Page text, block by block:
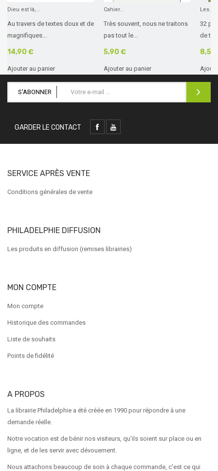
Dieu est là,...
Au travers de textes doux et de
magnifiques...
14,90 €
Ajouter au panier
Cahier...
Très souvent, nous ne traitons
pas tout le...
5,90 €
Ajouter au panier
Les...
32
de
8,50
S'ABONNER
GARDER LE CONTACT
SERVICE APRÈS VENTE
Conditions générales de vente
PHILADELPHIE DIFFUSION
Les produits en diffusion (remises librairies)
MON COMPTE
Mon compte
Historique des commandes
Liste de souhaits
Points de fidélité
A PROPOS
La librairie Philadelphie a été créée en 1990 pour répondre à une
demande réelle.
Notre vocation est de bénir nos visiteurs, qu'ils soient sur place ou en
ligne, et de les servir avec dévouement.
Nous attachons beaucoup de soin à chaque commande, c'est ce qui